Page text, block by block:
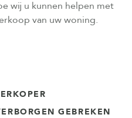
wij u kunnen helpen met
van uw woning.
GEBREKEN